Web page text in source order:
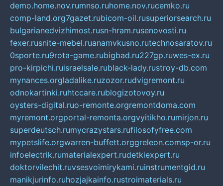
demo.home.nov.rumnso.ruhome.nov.rucemko.ru
comp-land.org7gazet.rubicom-oil.rusuperiorsearch.ru
bulgarianedvizhimost.rusn-hram.rusenovosti.ru
fexer.rusnite-mebel.ruanamvkusno.rutechnosaratov.ru
0sporte.ru9rota-game.rubigbad.ru227gp.ruwes-ex.ru
pro-kirpichi.ruisraelsale.rublack-lady.rustroy-db.com
mynances.orgladalike.ruzozor.rudvigremont.ru
odnokartinki.ruhtccare.rublogizotovoy.ru
oysters-digital.ruo-remonte.orgremontdoma.com
myremont.orgportal-remonta.orgvyitikho.rumirjon.ru
superdeutsch.rumycrazystars.rufilosofyfree.com
mypetslife.orgwarren-buffett.orggreleon.comsp-or.ru
infoelectrik.rumaterialexpert.rudetkiexpert.ru
doktorvilechit.ruvsesvoimirykami.ruinstrumentgid.ru
manikjurinfo.ruhozjajkainfo.rustroimaterials.ru